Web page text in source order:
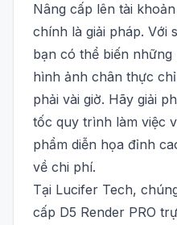
Nâng cấp lên tài
chính là giải pháp. Với
bạn có thể biến
hình ảnh chân thực
phải vài giờ. Hãy giải
tốc quy trình làm việc
phẩm diễn họa đỉnh
về chi phí.
Tại Lucifer Tech,
cấp D5 Render PRO